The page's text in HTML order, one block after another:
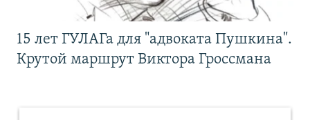
15 лет ГУЛАГа для "адвоката Пушкина".
Крутой маршрут Виктора Гроссмана